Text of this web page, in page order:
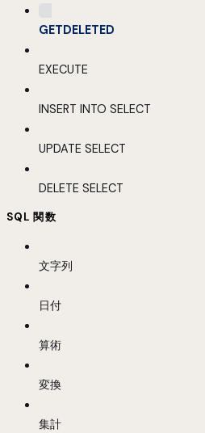
GETDELETED
EXECUTE
INSERT INTO SELECT
UPDATE SELECT
DELETE SELECT
SQL 関数
文字列
日付
算術
変換
集計